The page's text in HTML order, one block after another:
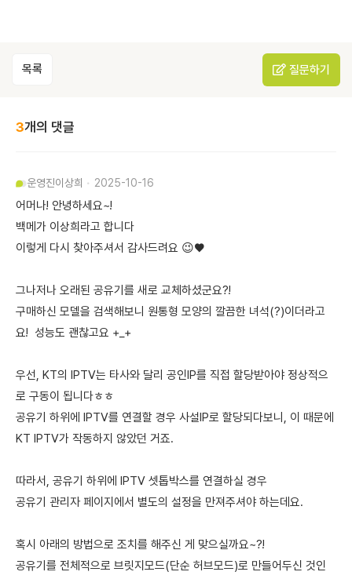
목록 질문하기
3개의 댓글
운영진이상희 2025-10-16
어머나! 안녕하세요~!
백메가 이상희라고 합니다
이렇게 다시 찾아주셔서 감사드려요 😉♥️
그나저나 오래된 공유기를 새로 교체하셨군요?!
구매하신 모델을 검색해보니 원통형 모양의 깔끔한 녀석(?)이더라고
요! 성능도 괜찮고요 +_+
우선, KT의 IPTV는 타사와 달리 공인IP를 직접 할당받아야 정상적으
로 구동이 됩니다ㅎㅎ
공유기 하위에 IPTV를 연결할 경우 사설IP로 할당되다보니, 이 때문에
KT IPTV가 작동하지 않았던 거죠.
따라서, 공유기 하위에 IPTV 셋톱박스를 연결하실 경우
공유기 관리자 페이지에서 별도의 설정을 만져주셔야 하는데요.
혹시 아래의 방법으로 조치를 해주신 게 맞으실까요~?!
공유기를 전체적으로 브릿지모드(단순 허브모드)로 만들어두신 것인